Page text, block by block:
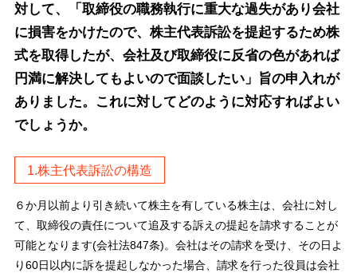
対して、「取締役の職務執行に重大な過失があり会社
に損害をかけたので、株主代表訴訟を提起するため株
式を取得したが、会社及び取締役に反省の色があれば
円満に解決してもよいので面談したい」旨の申入れが
ありました。これに対してどのように対応すればよい
でしょうか。
1.株主代表訴訟の構造
６か月以前より引き続いて株主を有している株主は、会社に対し
て、取締役の責任について追及する訴えの提起を請求することが
可能となります(会社法847条)。会社はその請求を受け、その日よ
り60日以内に訴を提起しなかった場合、請求を行った役員は会社